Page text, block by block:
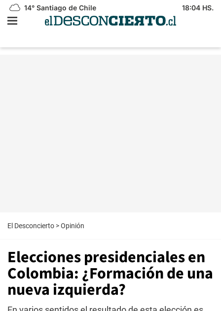
14° Santiago de Chile 18:04 HS.
El Desconcierto >Opinión
Elecciones presidenciales en
Colombia: ¿Formación de una
nueva izquierda?